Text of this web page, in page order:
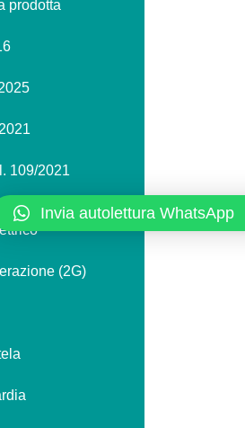
prodotta
109/2021
per la
(2G)
Invia autolettura WhatsApp